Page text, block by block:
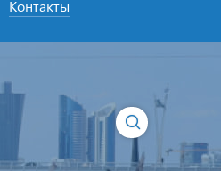
Контакты